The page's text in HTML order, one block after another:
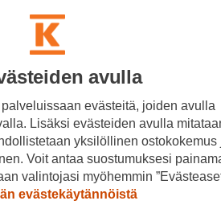
avulla
evästeitä, joiden avulla
Lisäksi evästeiden avulla
yksilöllinen ostokokemus
Voit antaa suostumuksesi
valintojasi myöhemmin
evästekäytännöistä